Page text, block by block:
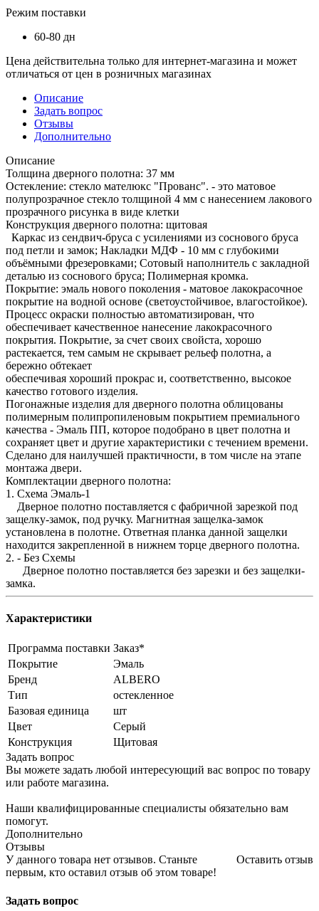
Режим поставки
60-80 дн
Цена действительна только для интернет-магазина и может
отличаться от цен в розничных магазинах
Описание
Задать вопрос
Отзывы
Дополнительно
Описание
Толщина дверного полотна: 37 мм
Остекление: стекло мателюкс "Прованс". - это матовое
полупрозрачное стекло толщиной 4 мм с нанесением лакового
прозрачного рисунка в виде клетки
Конструкция дверного полотна: щитовая
Каркас из сендвич-бруса с усилениями из соснового бруса
под петли и замок; Накладки МДФ - 10 мм с глубокими
объёмными фрезеровками; Сотовый наполнитель с закладной
деталью из соснового бруса; Полимерная кромка.
Покрытие: эмаль нового поколения - матовое лакокрасочное
покрытие на водной основе (светоустойчивое, влагостойкое).
Процесс окраски полностью автоматизирован, что
обеспечивает качественное нанесение лакокрасочного
покрытия. Покрытие, за счет своих свойста, хорошо
растекается, тем самым не скрывает рельеф полотна, а
бережно обтекает
обеспечивая хороший прокрас и, соответственно, высокое
качество готового изделия.
Погонажные изделия для дверного полотна облицованы
полимерным полипропиленовым покрытием премиального
качества - Эмаль ПП, которое подобрано в цвет полотна и
сохраняет цвет и другие характеристики с течением времени.
Сделано для наилучшей практичности, в том числе на этапе
монтажа двери.
Комплектации дверного полотна:
1. Схема Эмаль-1
Дверное полотно поставляется с фабричной зарезкой под
защелку-замок, под ручку. Магнитная защелка-замок
установлена в полотне. Ответная планка данной защелки
находится закрепленной в нижнем торце дверного полотна.
2. - Без Схемы
Дверное полотно поставляется без зарезки и без защелки-
замка.
Характеристики
Программа поставки Заказ*
Покрытие
Эмаль
Бренд
ALBERO
Тип
остекленное
Базовая единица
шт
Цвет
Серый
Конструкция
Щитовая
Задать вопрос
Вы можете задать любой интересующий вас вопрос по товару
или работе магазина.
Наши квалифицированные специалисты обязательно вам
помогут.
Дополнительно
Отзывы
Оставить отзыв
У данного товара нет отзывов. Станьте
первым, кто оставил отзыв об этом товаре!
Задать вопрос